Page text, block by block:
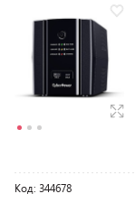
Разумная цена
Код: 344678